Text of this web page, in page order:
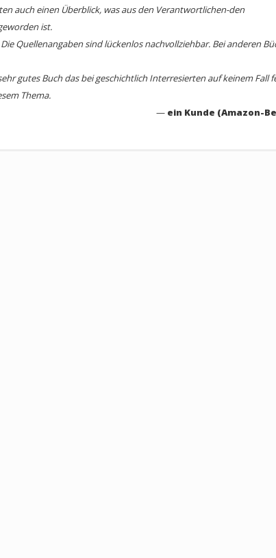
auch einen Überblick, was aus den Verantwortlichen-den
ist.
Quellenangaben sind lückenlos nachvollziehbar. Bei anderen
gutes Buch das bei geschichtlich Interresierten auf keinem Fall
Thema.
ein Kunde (Amazon-